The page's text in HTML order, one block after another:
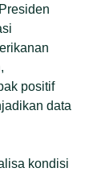
positif
data
kondisi